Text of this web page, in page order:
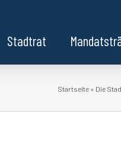
Stadtrat
Startseite » Die